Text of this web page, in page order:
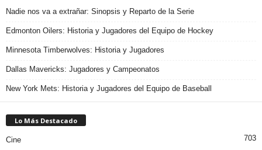
Nadie nos va a extrañar: Sinopsis y Reparto de la Serie
Edmonton Oilers: Historia y Jugadores del Equipo de Hockey
Minnesota Timberwolves: Historia y Jugadores
Dallas Mavericks: Jugadores y Campeonatos
New York Mets: Historia y Jugadores del Equipo de Baseball
Lo Más Destacado
Cine 703